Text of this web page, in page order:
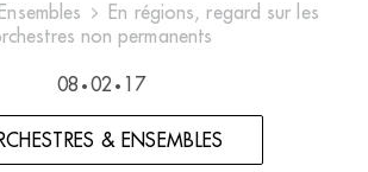
En régions, regard sur les
non permanents
08 • 02 • 17
& ENSEMBLES